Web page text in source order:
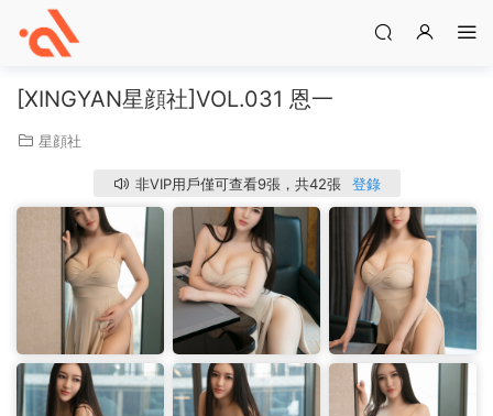
[XINGYAN星顔社]VOL.031 恩一
星顔社
非VIP用戶僅可查看9張，共42張 登錄